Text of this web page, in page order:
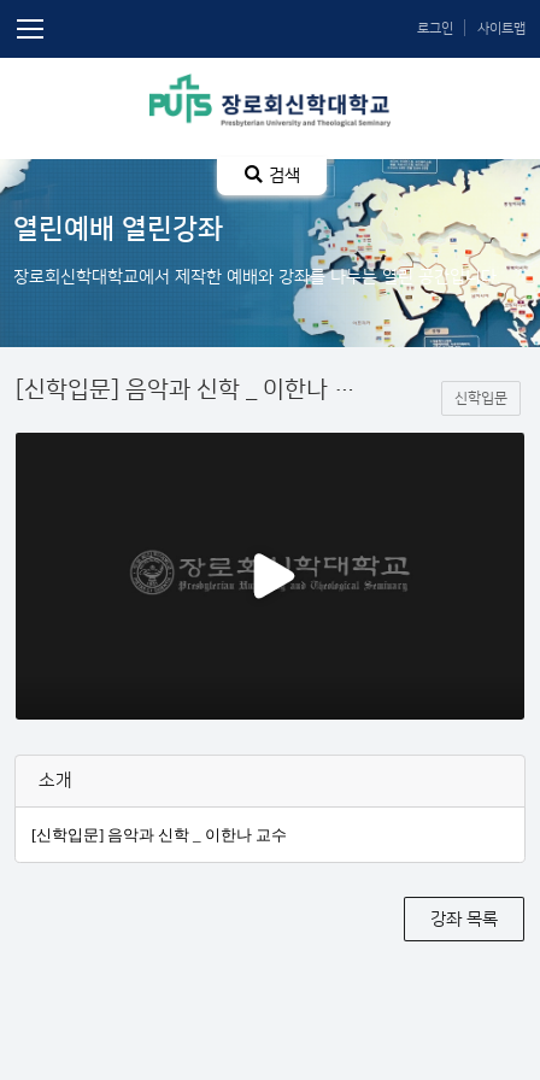
로그인 사이트맵
검색
열린예배 열린강좌
장로회신학대학교에서 제작한 예배와 강좌를 나누는 열린 공간입니다.
[신학입문] 음악과 신학 _ 이한나 교수 신학입문
소개
[신학입문] 음악과 신학 _ 이한나 교수
강좌 목록